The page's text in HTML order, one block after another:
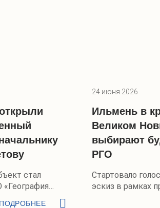
стал
ПОДРОБНЕЕ
24 июня 2026
Ильмень в
Великом
выбирают
РГО
Стартовало
эскиз в рамках